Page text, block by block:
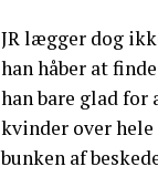
JR lægger dog
han håber at
han bare glad for
kvinder over
bunken af